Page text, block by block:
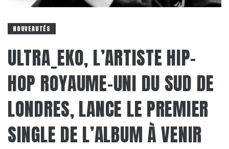
NOUVEAUTÉS
ULTRA_EKO, L’ARTISTE HIP-
HOP ROYAUME-UNI DU SUD DE
LONDRES, LANCE LE PREMIER
SINGLE DE L’ALBUM À VENIR